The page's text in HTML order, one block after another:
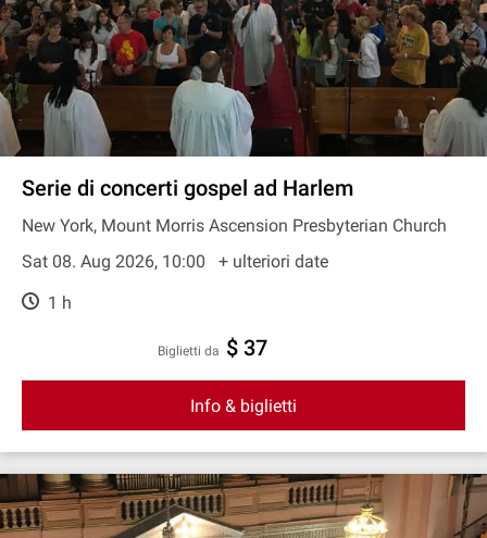
Serie di concerti gospel ad Harlem
New York, Mount Morris Ascension Presbyterian Church
Sat 08. Aug 2026, 10:00
+ ulteriori date
1 h
Biglietti da $ 37
Info & biglietti